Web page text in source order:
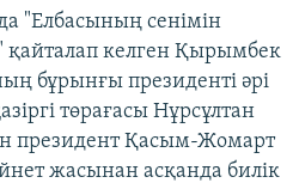
"Елбасының сенімін
қайталап келген Қырымбек
бұрынғы президенті әрі
төрағасы Нұрсұлтан
президент Қасым-Жомарт
жасынан асқанда билік